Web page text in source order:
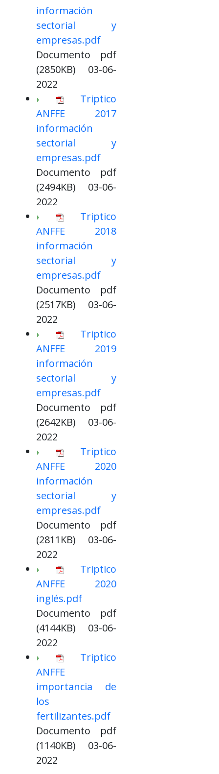
información
sectorial y
empresas.pdf
Documento pdf
(2850KB) 03-06-
2022
Triptico
ANFFE 2017
información
sectorial y
empresas.pdf
Documento pdf
(2494KB) 03-06-
2022
Triptico
ANFFE 2018
información
sectorial y
empresas.pdf
Documento pdf
(2517KB) 03-06-
2022
Triptico
ANFFE 2019
información
sectorial y
empresas.pdf
Documento pdf
(2642KB) 03-06-
2022
Triptico
ANFFE 2020
información
sectorial y
empresas.pdf
Documento pdf
(2811KB) 03-06-
2022
Triptico
ANFFE 2020
inglés.pdf
Documento pdf
(4144KB) 03-06-
2022
Triptico
ANFFE
importancia de
los
fertilizantes.pdf
Documento pdf
(1140KB) 03-06-
2022